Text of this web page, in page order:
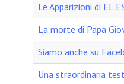
Le Apparizioni di EL
La morte di Papa
Siamo anche su
Una straordinaria